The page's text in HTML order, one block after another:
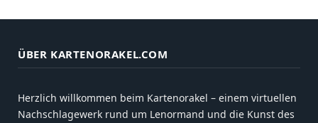
ÜBER KARTENORAKEL.COM
Herzlich willkommen beim Kartenorakel – einem virtuellen
Nachschlagewerk rund um Lenormand und die Kunst des